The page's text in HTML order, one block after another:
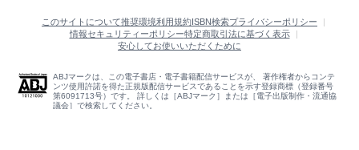
このサイトについて推奨環境利用規約ISBN検索プライバシーポリシー
情報セキュリティーポリシー特定商取引法に基づく表示
安心してお使いいただくために
ABJマークは、この電子書店・電子書籍配信サービスが、 著作権者からコンテ
ンツ使用許諾を得た正規版配信サービスであることを示す登録商標（登録番号
第6091713号）です。 詳しくは［ABJマーク］または［電子出版制作・流通協
議会］で検索してください。